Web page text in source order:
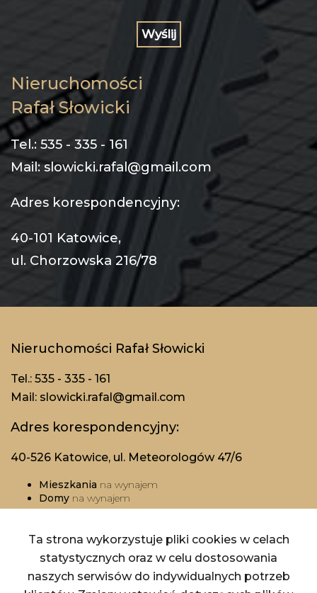
Nieruchomości
Rafał Słowicki
Tel.: 535 - 335 - 161
Mail: slowicki.rafal@gmail.com
Adres korespondencyjny:
40-101 Katowice,
ul. Chorzowska 216/78
Nieruchomości Rafał Słowicki
Tel.: 535 - 335 - 161
Mail: slowicki.rafal@gmail.com
Adres korespondencyjny:
40-526 Katowice, ul. Meteorologów 47/6
Mieszkania na wynajem
Domy na wynajem
Działkina wynajem
Halena wynajem
Obiekty
na wynajem
Mieszkaniana sprzedaż
Domy
na sprzedaż
Ta strona wykorzystuje pliki cookies w celach
statystycznych oraz w celu dostosowania
naszych serwisów do indywidualnych potrzeb